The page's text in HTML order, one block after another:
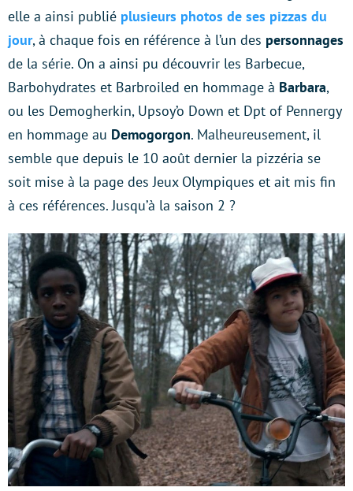
elle a ainsi publié plusieurs photos de ses pizzas du
jour, à chaque fois en référence à l’un des personnages
de la série. On a ainsi pu découvrir les Barbecue,
Barbohydrates et Barbroiled en hommage à Barbara,
ou les Demogherkin, Upsoy’o Down et Dpt of Pennergy
en hommage au Demogorgon. Malheureusement, il
semble que depuis le 10 août dernier la pizzéria se
soit mise à la page des Jeux Olympiques et ait mis fin
à ces références. Jusqu’à la saison 2 ?